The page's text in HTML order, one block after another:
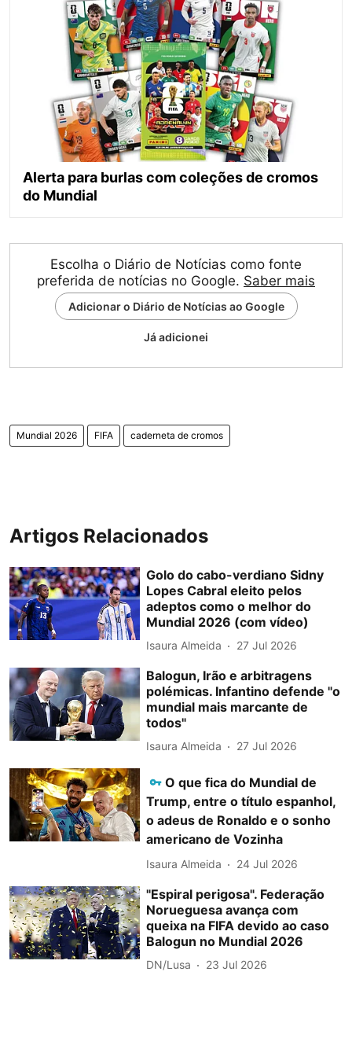
Alerta para burlas com coleções de cromos
do Mundial
Escolha o Diário de Notícias como fonte
preferida de notícias no Google. Saber mais
Adicionar o Diário de Notícias ao Google
Já adicionei
Mundial 2026 FIFA caderneta de cromos
Artigos Relacionados
Golo do cabo-verdiano Sidny
Lopes Cabral eleito pelos
adeptos como o melhor do
Mundial 2026 (com vídeo)
Isaura Almeida 27 Jul 2026
Balogun, Irão e arbitragens
polémicas. Infantino defende "o
mundial mais marcante de
todos"
Isaura Almeida 27 Jul 2026
O que fica do Mundial de
Trump, entre o título espanhol,
o adeus de Ronaldo e o sonho
americano de Vozinha
Isaura Almeida 24 Jul 2026
"Espiral perigosa". Federação
Norueguesa avança com
queixa na FIFA devido ao caso
Balogun no Mundial 2026
DN/Lusa 23 Jul 2026